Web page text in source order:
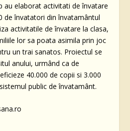
au elaborat activitati de învatare
de învatatori din învatamântul
activitatile de învatare la clasa,
lor sa poata asimila prin joc
un trai sanatos. Proiectul se
anului, urmând ca de
40.000 de copii si 3.000
public de învatamânt.